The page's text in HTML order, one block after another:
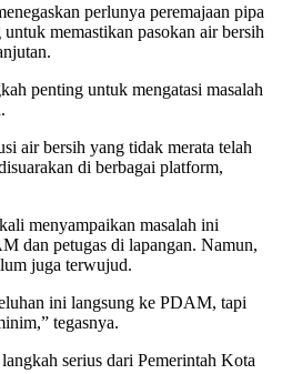
perlunya peremajaan pipa
memastikan pasokan air bersih
penting untuk mengatasi masalah
air bersih yang tidak merata telah
di berbagai platform,
menyampaikan masalah ini
dan petugas di lapangan. Namun,
juga terwujud.
ini langsung ke PDAM, tapi
tegasnya.
serius dari Pemerintah Kota